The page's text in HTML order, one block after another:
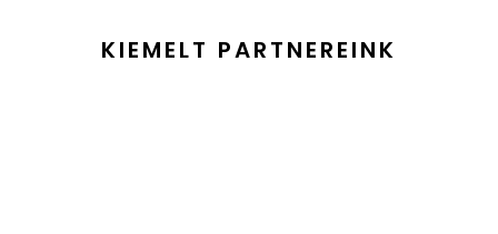
KIEMELT PARTNEREINK